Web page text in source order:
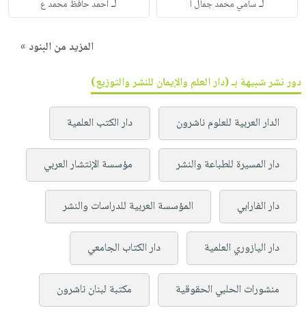
لـسامي محمد جمال ا لـ أحمد حافظ محمد ع
المزيد من البنود »
دور نشر شبيهة بـ (دار العلم والإيمان للنشر والتوزيع)
الدار العربية للعلوم ناشرون دار الكتب العلمية
دار المسيرة للطباعة والنشر مؤسسة الإنتشار العربي
دار الفارابي المؤسسة العربية للدراسات والنشر
دار اليازوري العلمية دار الكتاب الجامعي
منشورات الحلبي الحقوقية مكتبة لبنان ناشرون